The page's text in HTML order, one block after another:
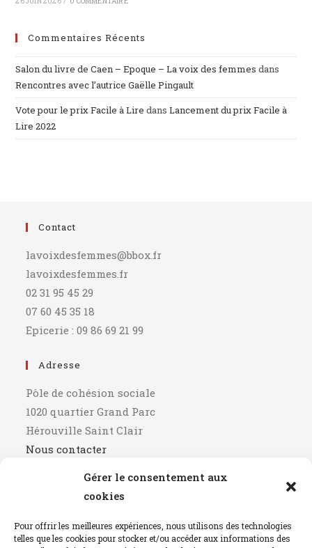
Gérer le consentement aux
cookies
Pour offrir les meilleures expériences, nous utilisons des technologies
telles que les cookies pour stocker et/ou accéder aux informations des
Commentaires Récents
Salon du livre de Caen – Epoque – La voix des femmes dans
Rencontres avec l’autrice Gaëlle Pingault
Vote pour le prix Facile à Lire dansLancement du prix Facile à
Lire 2022
Contact
lavoixdesfemmes@bbox.fr
lavoixdesfemmes.fr
02 31 95 45 29
07 60 45 35 18
Epicerie : 09 86 69 21 99
Adresse
Pôle de cohésion sociale
1020 quartier Grand Parc
Hérouville Saint Clair
Nous contacter
14h00 - 17h00